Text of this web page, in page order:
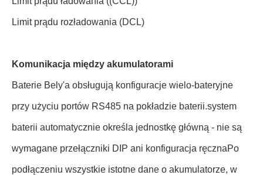
Limit prądu rozładowania (DCL)
Komunikacja między akumulatorami
Baterie Bely'a obsługują konfiguracje wielo-bateryjne
przy użyciu portów RS485 na pokładzie baterii.system
baterii automatycznie określa jednostkę główną - nie są
wymagane przełączniki DIP ani konfiguracja ręcznaPo
podłączeniu wszystkie istotne dane o akumulatorze, w